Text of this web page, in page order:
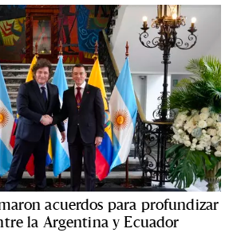
acuerdos para profundizar
la Argentina y Ecuador